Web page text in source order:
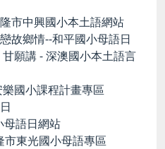
市中興國小本土語網站
故鄉情--和平國小母語日
願講 - 深澳國小本土語言
樂國小課程計畫專區
母語日網站
東光國小母語專區